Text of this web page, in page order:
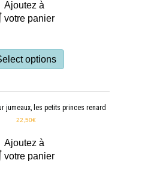
Ajoutez à
votre panier
options
jumeaux, les petits princes renard
22,50€
Ajoutez à
votre panier